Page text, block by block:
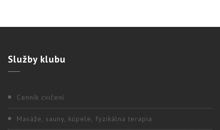
Službyklubu
Cenník cvičení
Masáže, sauny, kúpele, fyzikálna terapia